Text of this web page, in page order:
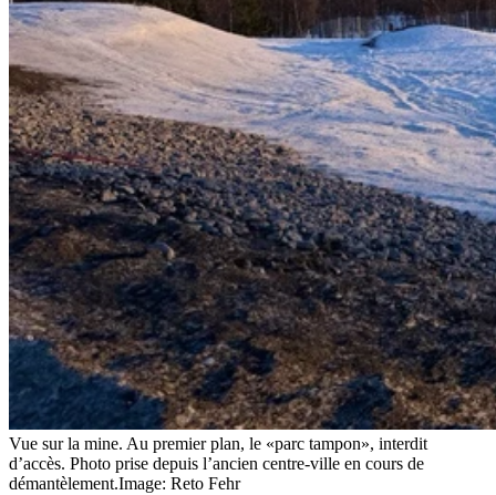
Vue sur la mine. Au premier plan, le «parc tampon», interdit
d’accès. Photo prise depuis l’ancien centre-ville en cours de
démantèlement.Image: Reto Fehr